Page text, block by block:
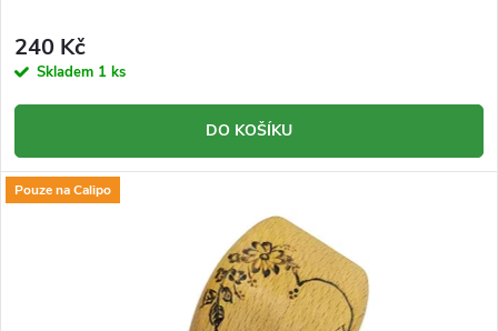
240 Kč
Skladem 1 ks
DO KOŠÍKU
Pouze na Calipo